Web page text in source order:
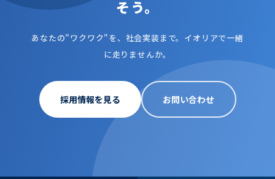
そう。
あなたの"ワクワク"を、社会実装まで。イオリアで一緒
に走りませんか。
採用情報を見る お問い合わせ